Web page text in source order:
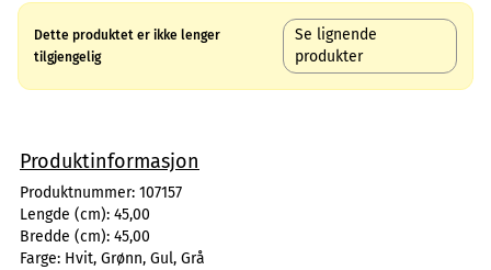
Dette produktet er ikke lenger
tilgjengelig
Se lignende
produkter
Produktinformasjon
Produktnummer: 107157
Lengde (cm): 45,00
Bredde (cm): 45,00
Farge: Hvit, Grønn, Gul, Grå